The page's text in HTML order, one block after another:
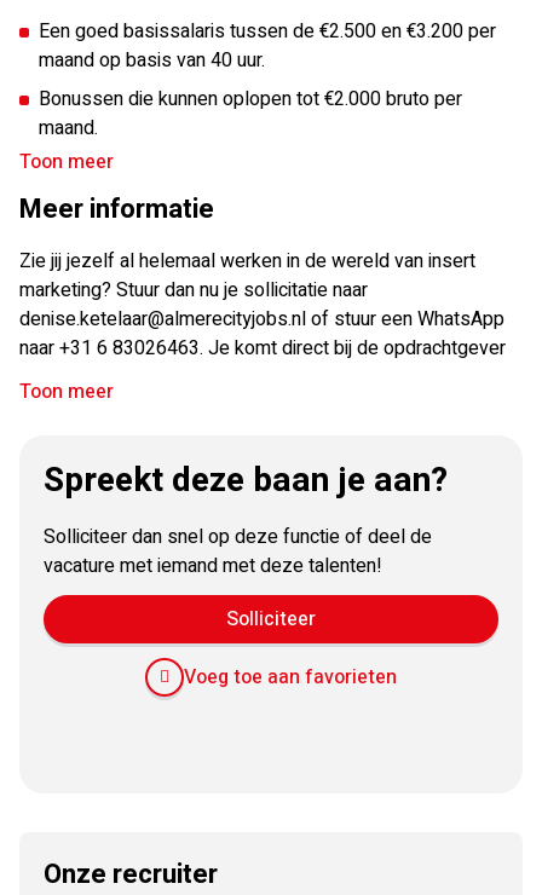
geschrift.
ontwikkeling.
Een goed basissalaris tussen de €2.500 en €3.200 per
maand op basis van 40 uur.
Bonussen die kunnen oplopen tot €2.000 bruto per
maand.
25 vakantiedagen, €2,35 thuiswerkvergoeding per dag en
een internetvergoeding.
Pensioenregeling en onbeperkt toegang tot het Open-Up
platform voor mentaal welzijn.
Een jaarlijks persoonlijk trainingsbudget.
persoonlijke ontwikkeling.
Toon meer
Meer informatie
Zie jij jezelf al helemaal werken in de wereld van insert
marketing? Stuur dan nu je sollicitatie naar
denise.ketelaar@almerecityjobs.nl of stuur een WhatsApp
naar +31 6 83026463. Je komt direct bij de opdrachtgever
op contract.
Toon meer
Spreekt deze baan je aan?
Solliciteer dan snel op deze functie of deel de
vacature met iemand met deze talenten!
Solliciteer
Voeg toe aan favorieten
Onze recruiter